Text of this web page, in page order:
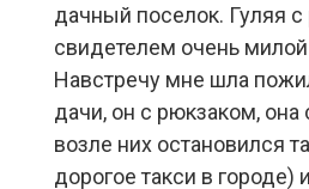
дачный поселок. Гуляя с
свидетелем очень
Навстречу мне шла
дачи, он с рюкзаком, она
возле них остановился
дорогое такси в городе)